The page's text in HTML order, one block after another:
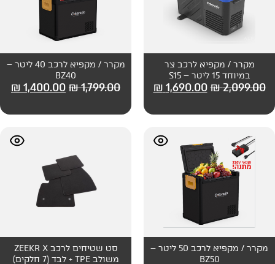
צר
₪
מקרר / מקפיא לרכב 40 ליטר –
1,799.00
₪
1,400.00
₪
מקרר / מקפיא לרכב 50 ליטר –
סט שטיחים לרכב ZEEKR X
משולב TPE + לבד (7 חלקים)